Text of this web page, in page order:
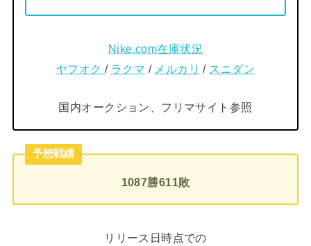
Nike.com在庫状況
ヤフオク / ラクマ / メルカリ / スニダン
国内オークション、フリマサイト参照
予想戦績
1087勝611敗
リリース日時点での